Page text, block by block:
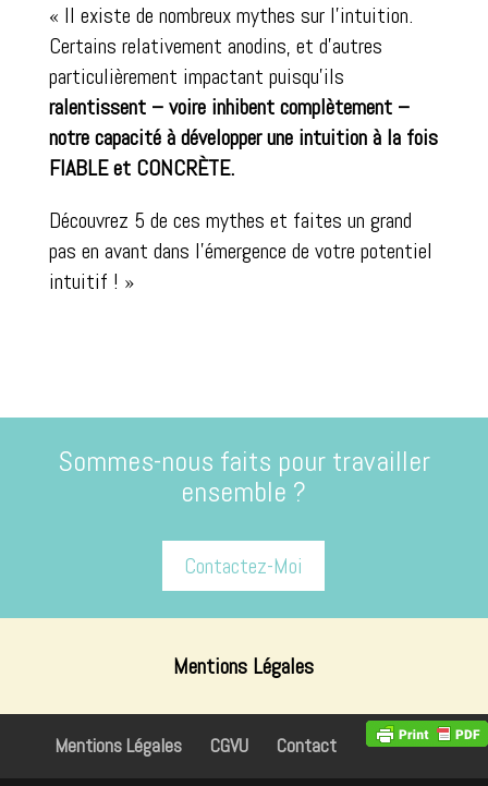
« Il existe de nombreux mythes sur l’intuition.
Certains relativement anodins, et d’autres
particulièrement impactant puisqu’ils
ralentissent – voire inhibentcomplètement –
notre capacité à développer une intuition à la fois
FIABLEet CONCRÈTE.
Découvrez 5 de ces mythes et faites un grand
pas en avant dans l’émergence de votre potentiel
intuitif ! »
Sommes-nous faits pour travailler
ensemble ?
Contactez-Moi
Mentions Légales
Mentions Légales CGVU Contact